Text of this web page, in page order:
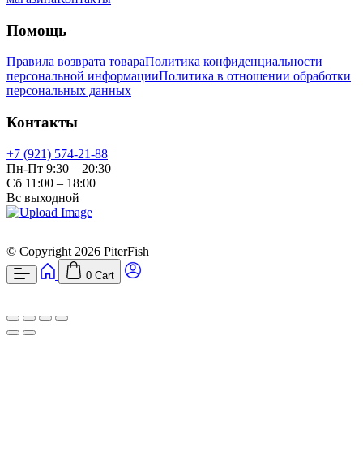
Помощь
Правила возврата товараПолитика конфиденциальности
персональной информацииПолитика в отношении обработки
персональных данных
Контакты
+7 (921) 574-21-88
Пн-Пт 9:30 – 20:30
Сб 11:00 – 18:00
Вс выходной
© Copyright 2026 PiterFish
0 Cart